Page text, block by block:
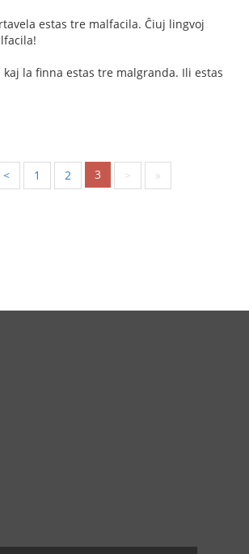
estas tre malfacila. Ĉiuj lingvoj
la finna estas tre malgranda. Ili estas
< 1 2 3 > »